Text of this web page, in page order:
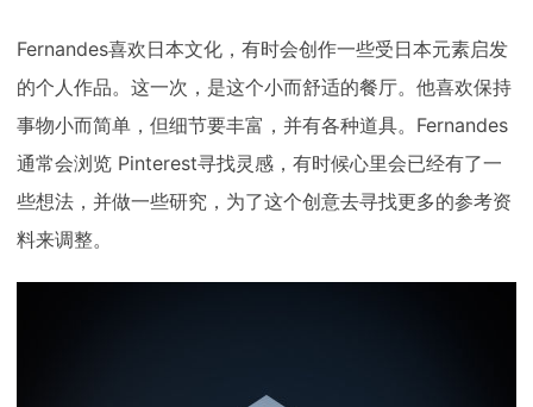
Fernandes喜欢日本文化，有时会创作一些受日本元素启发
的个人作品。这一次，是这个小而舒适的餐厅。他喜欢保持
事物小而简单，但细节要丰富，并有各种道具。Fernandes
通常会浏览 Pinterest寻找灵感，有时候心里会已经有了一
些想法，并做一些研究，为了这个创意去寻找更多的参考资
料来调整。